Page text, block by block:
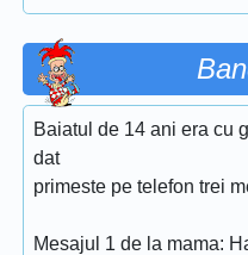
Baiatul de 14 ani era cu
dat
primeste pe telefon trei
Mesajul 1 de la mama: